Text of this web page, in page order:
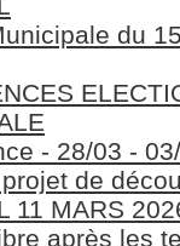
du
- 28/03 -
de
11 MARS
après les